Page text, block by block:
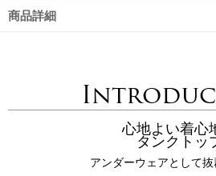
商品詳細
心地よい着心
タンクトッ
アンダーウェアとして